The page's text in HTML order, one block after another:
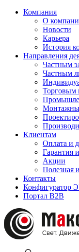
Компания
О
Новости
Карьера
История
Направления
Частным
Частным
Торговым
Клиентам
Оплата и
Гарантия
Акции
Полезная
Контакты
Конфигуратор
Портал B2B